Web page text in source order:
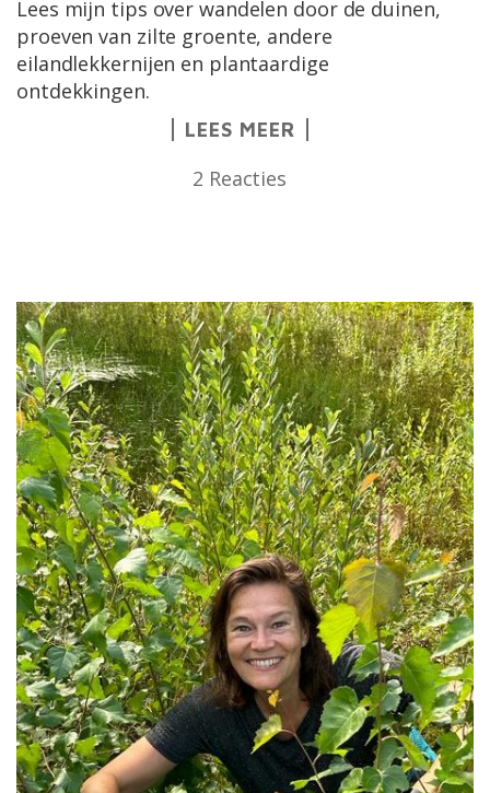
Lees mijn tips over wandelen door de duinen,
proeven van zilte groente, andere
eilandlekkernijen en plantaardige
ontdekkingen.
LEES MEER
2 Reacties